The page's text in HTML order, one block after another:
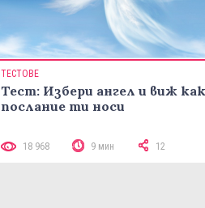
ТЕСТОВЕ
Тест: Избери ангел и виж
послание ти носи
18 968 9 мин 12